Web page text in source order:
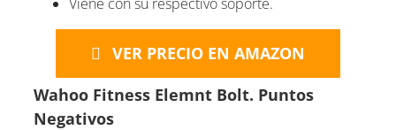
VER PRECIO EN AMAZON
Wahoo Fitness Elemnt Bolt. Puntos
Negativos